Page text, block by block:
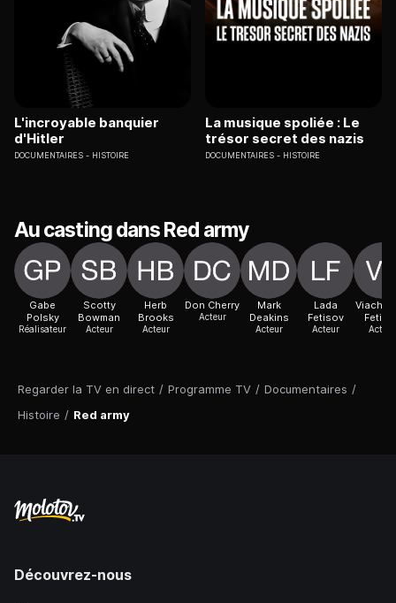
Regarder la TV en direct / Programme TV / Documentaires /
Histoire / Red army
L'incroyable banquier
d'Hitler
DOCUMENTAIRES HISTOIRE
La musique spoliée : Le
trésor secret des nazis
DOCUMENTAIRES HISTOIRE
Au casting dans Red army
Gabe
Polsky
Réalisateur
Scotty
Bowman
Acteur
Herb
Brooks
Acteur
Don Cherry
Acteur
Mark
Deakins
Acteur
Lada
Fetisov
Acteur Acteur
Découvrez-nous